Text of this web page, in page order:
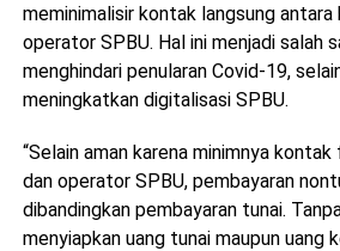
meminimalisir kontak langsung antara
operator SPBU. Hal ini menjadi salah
menghindari penularan Covid-19,
meningkatkan digitalisasi SPBU.
“Selain aman karena minimnya
dan operator SPBU, pembayaran
dibandingkan pembayaran tunai.
menyiapkan uang tunai maupun uang